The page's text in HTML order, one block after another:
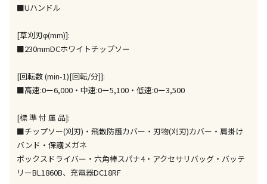
特定の店舗のみで受取ができる商品です（宅配便での
※同時購入の商品は、全て同じ店舗での受取となりま
す
委託業者によりお届けする商品です
※ほか商品との同時購入はできません。お手数です
が、ご購入手続きを分けてお買い求めください
※電話注文はできません。
宅配のみでお届けする商品です（店舗受取は選択でき
ません）
※「宅配・店舗受取」「宅配のみ」マークの商品のみ
同時購入が可能です
■Uハンドル
[草刈刃φ(mm)]:
■230mmDCホワイトチップソー
[回転数 (min-1)[回転/分]]:
■高速:0ー6,000・中速:0ー5,100・低速:0ー3,500
[標 準 付 属 品]:
■チップソー(刈刃)・飛散防護カバー・刃物(刈刃)カバー・肩掛け
バンド・保護メガネ
ボックスドライバー・六角棒スパナ4・アクセサリバッグ・バッテ
リーBL1860B、充電器DC18RF